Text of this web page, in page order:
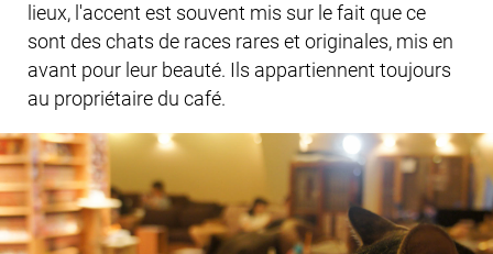
lieux, l'accent est souvent mis sur le fait que ce
sont des chats de races rares et originales, mis en
avant pour leur beauté. Ils appartiennent toujours
au propriétaire du café.